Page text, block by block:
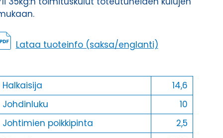
Lataa tuoteinfo (saksa/englanti)
Halkaisija
14,6
Johdinluku
10
Johtimien poikkipinta
2,5